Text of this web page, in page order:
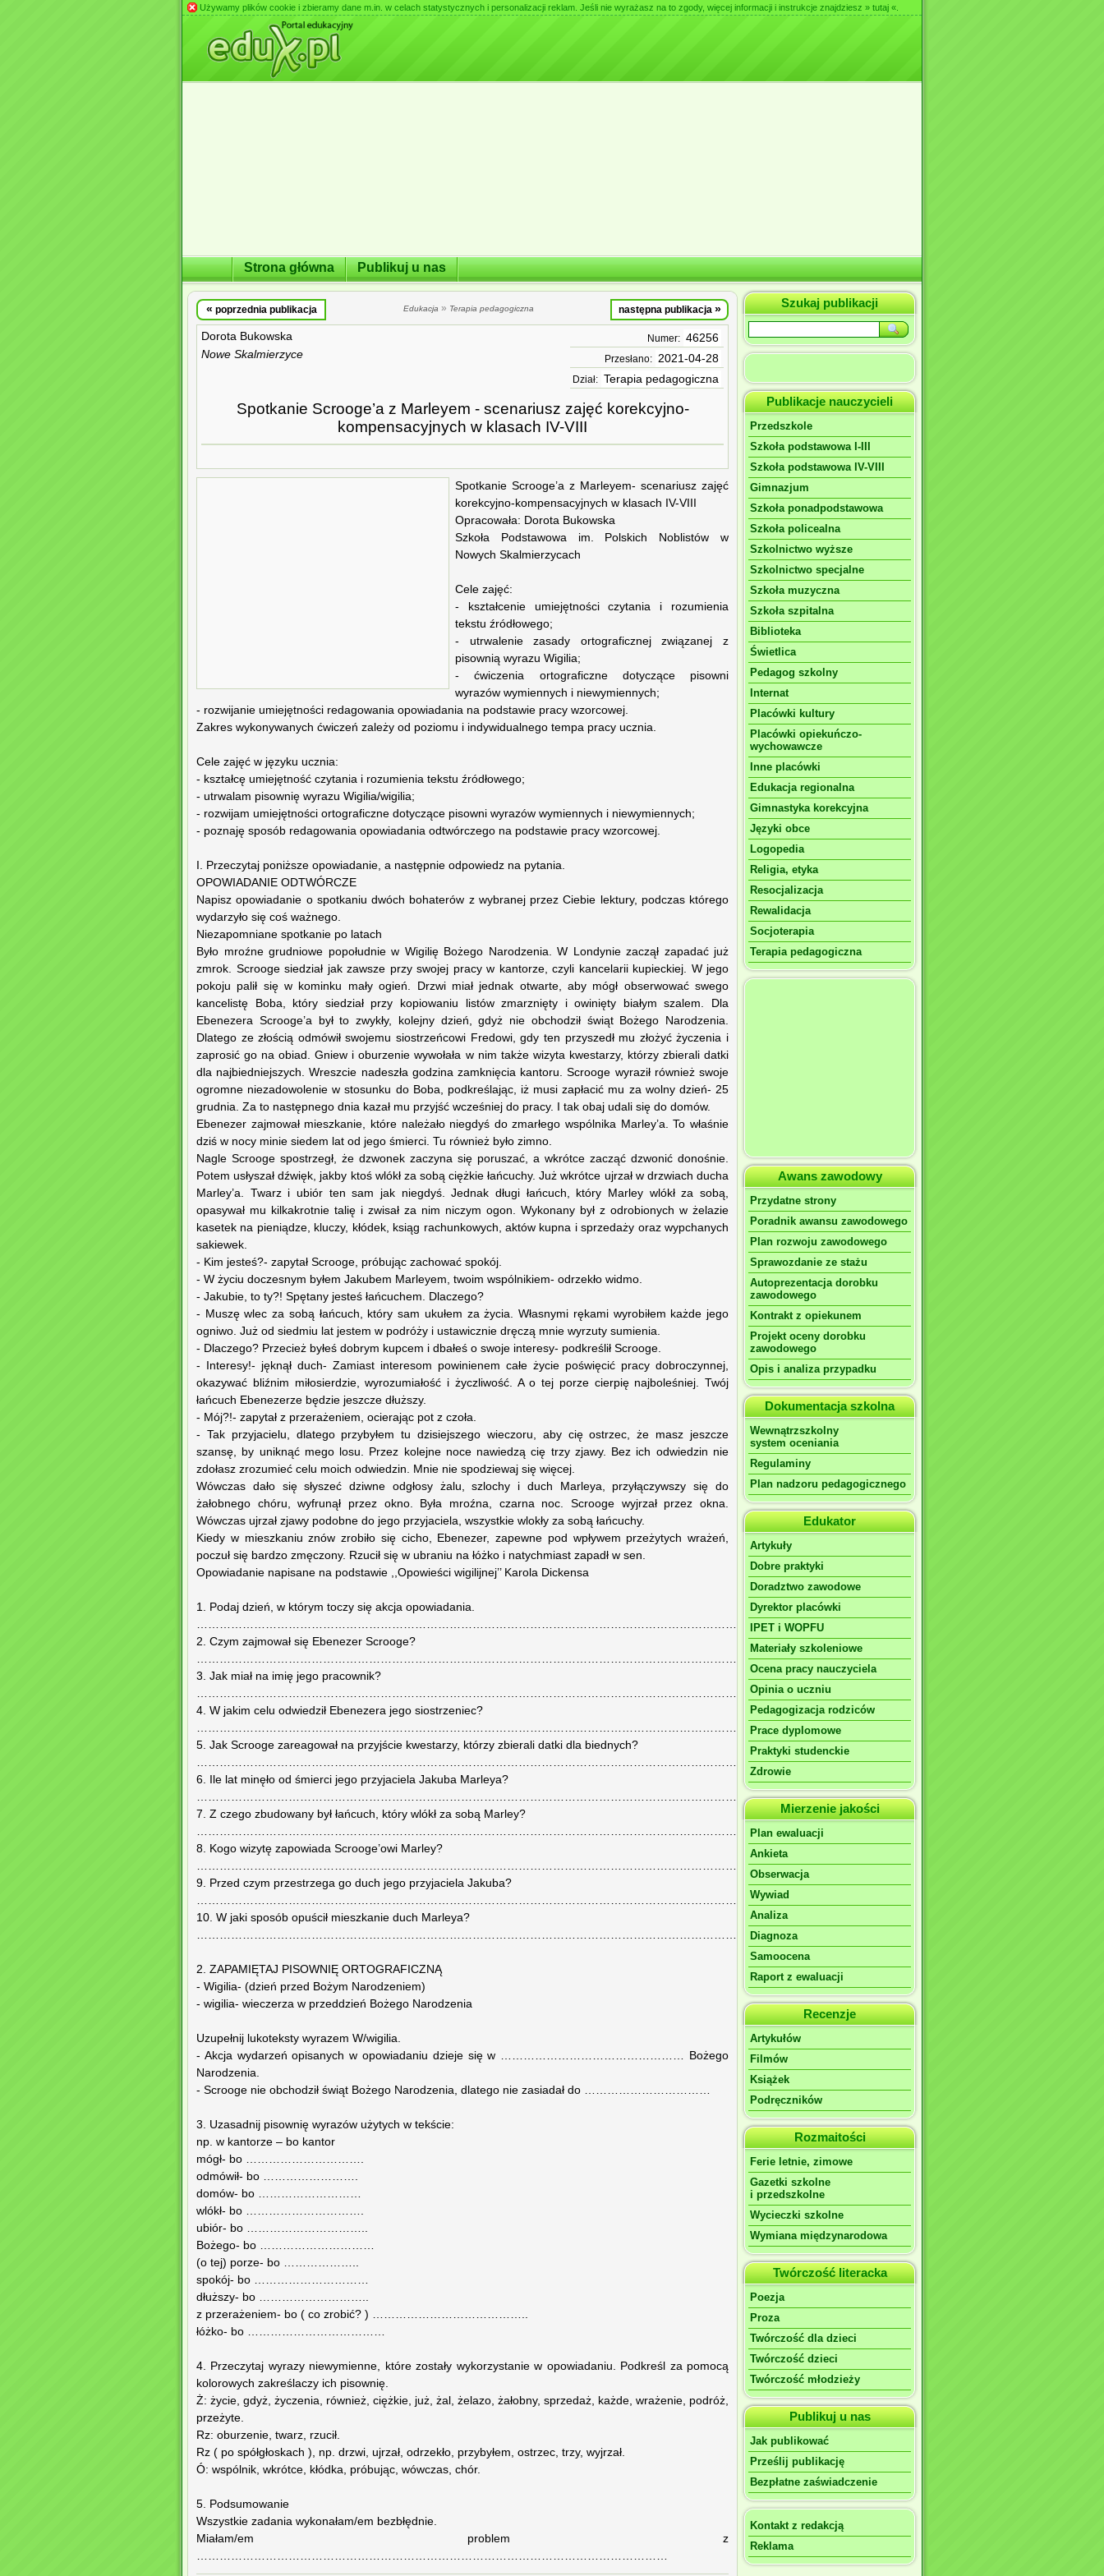
Używamy plików cookie i zbieramy dane m.in. w celach statystycznych i personalizacji reklam. Jeśli nie wyrażasz na to zgody, więcej informacji i instrukcje znajdziesz » tutaj «
Strona główna Publikuj u nas
« poprzednia publikacja Edukacja » Terapia pedagogiczna następna publikacja »
Dorota Bukowska
Nowe Skalmierzyce
Numer: 46256
Przesłano: 2021-04-28
Dział: Terapia pedagogiczna
Spotkanie Scrooge’a z Marleyem - scenariusz zajęć korekcyjno-
kompensacyjnych w klasach IV-VIII
Spotkanie Scrooge’a z Marleyem- scenariusz zajęć
korekcyjno-kompensacyjnych w klasach IV-VIII
Opracowała: Dorota Bukowska
Szkoła Podstawowa im. Polskich Noblistów w
Nowych Skalmierzycach
Cele zajęć:
- kształcenie umiejętności czytania i rozumienia
tekstu źródłowego;
- utrwalenie zasady ortograficznej związanej z
pisownią wyrazu Wigilia;
- ćwiczenia ortograficzne dotyczące pisowni
wyrazów wymiennych i niewymiennych;
- rozwijanie umiejętności redagowania opowiadania na podstawie pracy wzorcowej.
Zakres wykonywanych ćwiczeń zależy od poziomu i indywidualnego tempa pracy ucznia.
Cele zajęć w języku ucznia:
- kształcę umiejętność czytania i rozumienia tekstu źródłowego;
- utrwalam pisownię wyrazu Wigilia/wigilia;
- rozwijam umiejętności ortograficzne dotyczące pisowni wyrazów wymiennych i niewymiennych;
- poznaję sposób redagowania opowiadania odtwórczego na podstawie pracy wzorcowej.
I. Przeczytaj poniższe opowiadanie, a następnie odpowiedz na pytania.
OPOWIADANIE ODTWÓRCZE
Napisz opowiadanie o spotkaniu dwóch bohaterów z wybranej przez Ciebie lektury, podczas którego
wydarzyło się coś ważnego.
Niezapomniane spotkanie po latach
Było mroźne grudniowe popołudnie w Wigilię Bożego Narodzenia. W Londynie zaczął zapadać już
zmrok. Scrooge siedział jak zawsze przy swojej pracy w kantorze, czyli kancelarii kupieckiej. W jego
pokoju palił się w kominku mały ogień. Drzwi miał jednak otwarte, aby mógł obserwować swego
kancelistę Boba, który siedział przy kopiowaniu listów zmarznięty i owinięty białym szalem. Dla
Ebenezera Scrooge’a był to zwykły, kolejny dzień, gdyż nie obchodził świąt Bożego Narodzenia.
Dlatego ze złością odmówił swojemu siostrzeńcowi Fredowi, gdy ten przyszedł mu złożyć życzenia i
zaprosić go na obiad. Gniew i oburzenie wywołała w nim także wizyta kwestarzy, którzy zbierali datki
dla najbiedniejszych. Wreszcie nadeszła godzina zamknięcia kantoru. Scrooge wyraził również swoje
ogromne niezadowolenie w stosunku do Boba, podkreślając, iż musi zapłacić mu za wolny dzień- 25
grudnia. Za to następnego dnia kazał mu przyjść wcześniej do pracy. I tak obaj udali się do domów.
Ebenezer zajmował mieszkanie, które należało niegdyś do zmarłego wspólnika Marley’a. To właśnie
dziś w nocy minie siedem lat od jego śmierci. Tu również było zimno.
Nagle Scrooge spostrzegł, że dzwonek zaczyna się poruszać, a wkrótce zacząć dzwonić donośnie.
Potem usłyszał dźwięk, jakby ktoś wlókł za sobą ciężkie łańcuchy. Już wkrótce ujrzał w drzwiach ducha
Marley’a. Twarz i ubiór ten sam jak niegdyś. Jednak długi łańcuch, który Marley wlókł za sobą,
opasywał mu kilkakrotnie talię i zwisał za nim niczym ogon. Wykonany był z odrobionych w żelazie
kasetek na pieniądze, kluczy, kłódek, ksiąg rachunkowych, aktów kupna i sprzedaży oraz wypchanych
sakiewek.
- Kim jesteś?- zapytał Scrooge, próbując zachować spokój.
- W życiu doczesnym byłem Jakubem Marleyem, twoim wspólnikiem- odrzekło widmo.
- Jakubie, to ty?! Spętany jesteś łańcuchem. Dlaczego?
- Muszę wlec za sobą łańcuch, który sam ukułem za życia. Własnymi rękami wyrobiłem każde jego
ogniwo. Już od siedmiu lat jestem w podróży i ustawicznie dręczą mnie wyrzuty sumienia.
- Dlaczego? Przecież byłeś dobrym kupcem i dbałeś o swoje interesy- podkreślił Scrooge.
- Interesy!- jęknął duch- Zamiast interesom powinienem całe życie poświęcić pracy dobroczynnej,
okazywać bliźnim miłosierdzie, wyrozumiałość i życzliwość. A o tej porze cierpię najboleśniej. Twój
łańcuch Ebenezerze będzie jeszcze dłuższy.
- Mój?!- zapytał z przerażeniem, ocierając pot z czoła.
- Tak przyjacielu, dlatego przybyłem tu dzisiejszego wieczoru, aby cię ostrzec, że masz jeszcze
szansę, by uniknąć mego losu. Przez kolejne noce nawiedzą cię trzy zjawy. Bez ich odwiedzin nie
zdołasz zrozumieć celu moich odwiedzin. Mnie nie spodziewaj się więcej.
Wówczas dało się słyszeć dziwne odgłosy żalu, szlochy i duch Marleya, przyłączywszy się do
żałobnego chóru, wyfrunął przez okno. Była mroźna, czarna noc. Scrooge wyjrzał przez okna.
Wówczas ujrzał zjawy podobne do jego przyjaciela, wszystkie wlokły za sobą łańcuchy.
Kiedy w mieszkaniu znów zrobiło się cicho, Ebenezer, zapewne pod wpływem przeżytych wrażeń,
poczuł się bardzo zmęczony. Rzucił się w ubraniu na łóżko i natychmiast zapadł w sen.
Opowiadanie napisane na podstawie ,,Opowieści wigilijnej’’ Karola Dickensa
1. Podaj dzień, w którym toczy się akcja opowiadania.
………………………………………………………………………………………………………………………………………………..
2. Czym zajmował się Ebenezer Scrooge?
……………………………………………………………………………………………………………………………………………....
3. Jak miał na imię jego pracownik?
……………………………………………………………………………………………………………………………………………….
4. W jakim celu odwiedził Ebenezera jego siostrzeniec?
………………………………………………………………………………………………………………………………………………..
5. Jak Scrooge zareagował na przyjście kwestarzy, którzy zbierali datki dla biednych?
………………………………………………………………………………………………………………………………………………..
6. Ile lat minęło od śmierci jego przyjaciela Jakuba Marleya?
………………………………………………………………………………………………………………………………………………..
7. Z czego zbudowany był łańcuch, który wlókł za sobą Marley?
………………………………………………………………………………………………………………………………………………..
8. Kogo wizytę zapowiada Scrooge’owi Marley?
………………………………………………………………………………………………………………………………………………..
9. Przed czym przestrzega go duch jego przyjaciela Jakuba?
………………………………………………………………………………………………………………………………………………..
10. W jaki sposób opuścił mieszkanie duch Marleya?
………………………………………………………………………………………………………………………………………………..
2. ZAPAMIĘTAJ PISOWNIĘ ORTOGRAFICZNĄ
- Wigilia- (dzień przed Bożym Narodzeniem)
- wigilia- wieczerza w przeddzień Bożego Narodzenia
Uzupełnij lukoteksty wyrazem W/wigilia.
- Akcja wydarzeń opisanych w opowiadaniu dzieje się w ………………………………………… Bożego
Narodzenia.
- Scrooge nie obchodził świąt Bożego Narodzenia, dlatego nie zasiadał do ……………………………
3. Uzasadnij pisownię wyrazów użytych w tekście:
np. w kantorze – bo kantor
mógł- bo ………………………….
odmówił- bo …………………….
domów- bo ………………………
wlókł- bo ………………………….
ubiór- bo …………………………..
Bożego- bo …………………………
(o tej) porze- bo ………………..
spokój- bo …………………………
dłuższy- bo ………………………..
z przerażeniem- bo ( co zrobić? ) …………………………………..
łóżko- bo ………………………………
4. Przeczytaj wyrazy niewymienne, które zostały wykorzystanie w opowiadaniu. Podkreśl za pomocą
kolorowych zakreślaczy ich pisownię.
Ż: życie, gdyż, życzenia, również, ciężkie, już, żal, żelazo, żałobny, sprzedaż, każde, wrażenie, podróż,
przeżyte.
Rz: oburzenie, twarz, rzucił.
Rz ( po spółgłoskach ), np. drzwi, ujrzał, odrzekło, przybyłem, ostrzec, trzy, wyjrzał.
Ó: wspólnik, wkrótce, kłódka, próbując, wówczas, chór.
5. Podsumowanie
Wszystkie zadania wykonałam/em bezbłędnie.
Miałam/em problem z
……………………………………………………………………………………………………………
Szukaj publikacji
Publikacje nauczycieli
Przedszkole
Szkoła podstawowa I-III
Szkoła podstawowa IV-VIII
Gimnazjum
Szkoła ponadpodstawowa
Szkoła policealna
Szkolnictwo wyższe
Szkolnictwo specjalne
Szkoła muzyczna
Szkoła szpitalna
Biblioteka
Świetlica
Pedagog szkolny
Internat
Placówki kultury
Placówki opiekuńczo-
wychowawcze
Inne placówki
Edukacja regionalna
Gimnastyka korekcyjna
Języki obce
Logopedia
Religia, etyka
Resocjalizacja
Rewalidacja
Socjoterapia
Terapia pedagogiczna
Awans zawodowy
Przydatne strony
Poradnik awansu zawodowego
Plan rozwoju zawodowego
Sprawozdanie ze stażu
Autoprezentacja dorobku
zawodowego
Kontrakt z opiekunem
Projekt oceny dorobku
zawodowego
Opis i analiza przypadku
Dokumentacja szkolna
Wewnątrzszkolny
system oceniania
Regulaminy
Plan nadzoru pedagogicznego
Edukator
Artykuły
Dobre praktyki
Doradztwo zawodowe
Dyrektor placówki
IPET i WOPFU
Materiały szkoleniowe
Ocena pracy nauczyciela
Opinia o uczniu
Pedagogizacja rodziców
Prace dyplomowe
Praktyki studenckie
Zdrowie
Mierzenie jakości
Plan ewaluacji
Ankieta
Obserwacja
Wywiad
Analiza
Diagnoza
Samoocena
Raport z ewaluacji
Recenzje
Artykułów
Filmów
Książek
Podręczników
Rozmaitości
Ferie letnie, zimowe
Gazetki szkolne
i przedszkolne
Wycieczki szkolne
Wymiana międzynarodowa
Twórczość literacka
Poezja
Proza
Twórczość dla dzieci
Twórczość dzieci
Twórczość młodzieży
Publikuj u nas
Jak publikować
Prześlij publikację
Bezpłatne zaświadczenie
Kontakt z redakcją
Reklama